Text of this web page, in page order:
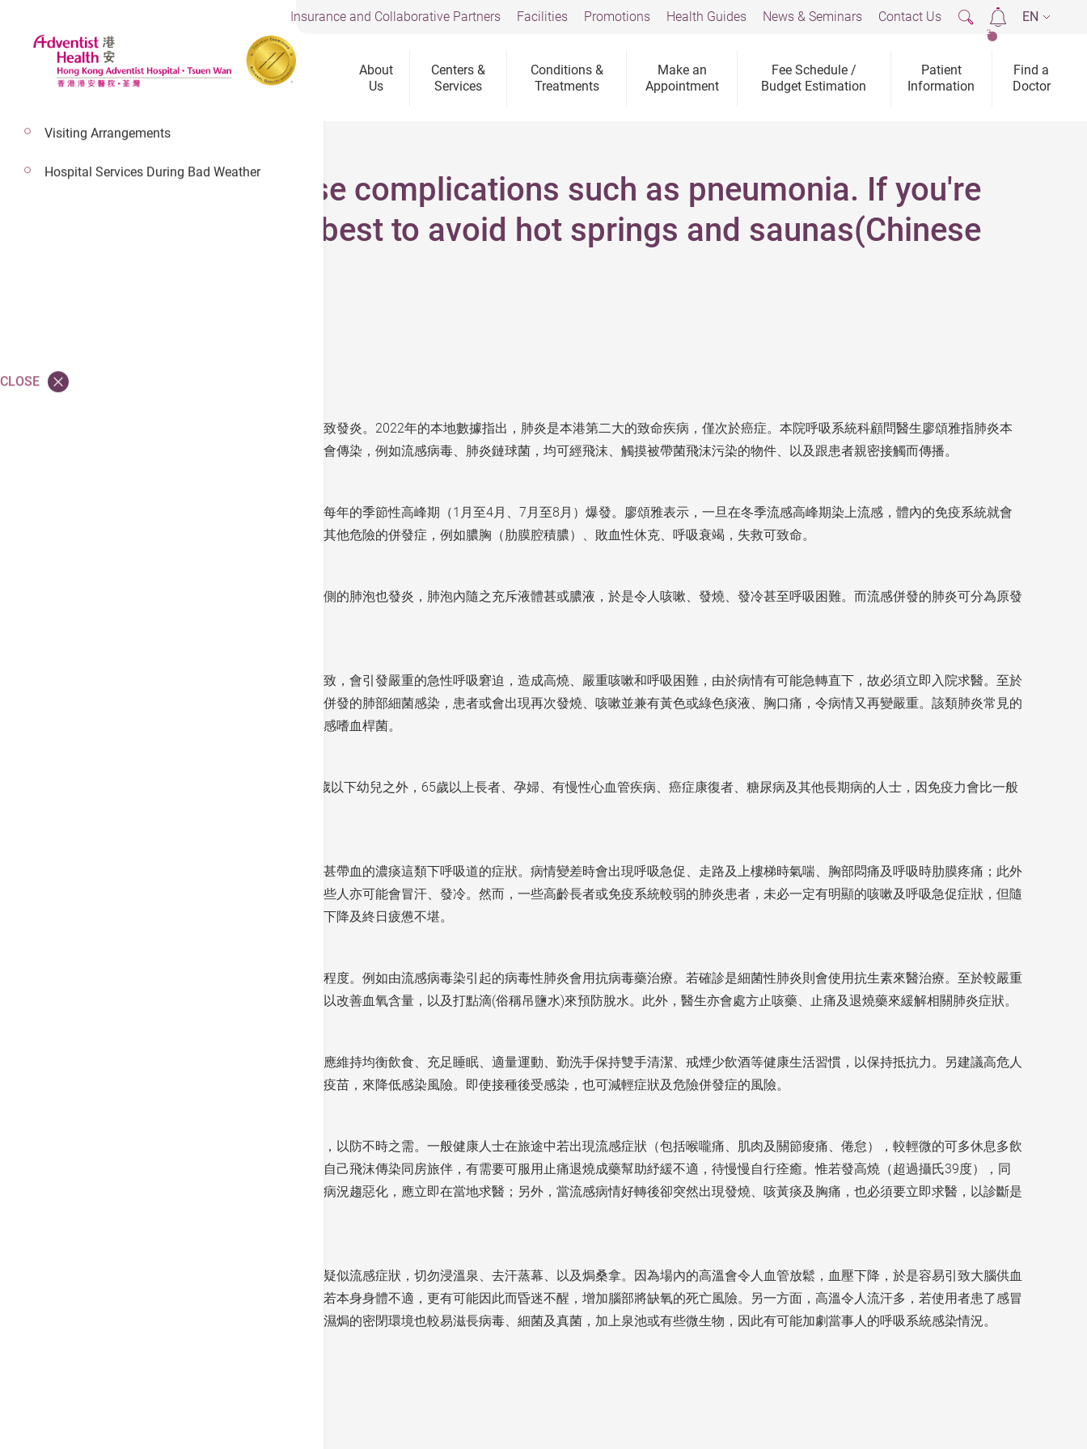
About
Us
Centers &
Services
Conditions &
Treatments
Make an
Appointment
Fee Schedule /
Budget Estimation
Patient
Information
Find a
Doctor
Insurance and Collaborative Partners Facilities Promotions Health Guides News & Seminars Contact Us
2
EN
Influenza can cause complications such as pneumonia. If you're
feeling unwell, it's best to avoid hot springs and saunas(Chinese
肺炎是源於肺部受細菌、病毒或真菌的感染而致發炎。 2022年的本地數據指出，肺炎是本港第二大的致命疾病，僅次於癌症。本院呼吸系統科顧問醫生廖頌雅指肺炎本
身並不具傳染性，但引起肺炎的細菌和病毒卻會傳染，例如流感病毒、肺炎鏈球菌，均可經飛沫、觸摸被帶菌飛沫污染的物件、以及跟患者親密接觸而傳播。
流感是由流感病毒引起的急性呼吸道疾病，於每年的季節性高峰期（1 月至4月、 7 月至8 月）爆發。廖頌雅表示，一旦在冬季流感高峰期染上流感，體內的免疫系統就會
減弱，如果同時不幸併發肺炎，就更容易觸發其他危險的併發症，例如膿胸（肋膜腔積膿）、敗血性休克、呼吸衰竭，失救可致命。
當肺部受感染而引發肺炎，會使肺內單側或兩側的肺泡也發炎，肺泡內隨之充斥液體甚或膿液，於是令人咳嗽、發燒、發冷甚至呼吸困難。而流感併發的肺炎可分為原發
原發性流感肺炎是因流感病毒直接感染肺部而致，會引發嚴重的急性呼吸窘迫，造成高燒、嚴重咳嗽和呼吸困難，由於病情有可能急轉直下，故必須立即入院求醫。至於
繼發性細菌性肺炎，則屬於初次流感感染之後併發的肺部細菌感染，患者或會出現再次發燒、咳嗽並兼有黃色或綠色痰液、胸口痛，令病情又再變嚴重。該類肺炎常見的
細菌元兇有肺炎鏈球菌、金黃色葡萄球菌和流感嗜血桿菌。
歲以下幼兒之外， 65歲以上長者、孕婦、有慢性心血管疾病、癌症康復者、糖尿病及其他長期病的人士，因免疫力會比一般
患上肺炎時，會先有咳嗽，並咳出黃或綠色或甚帶血的濃痰這類下呼吸道的症狀。病情變差時會出現呼吸急促、走路及上樓梯時氣喘、胸部悶痛及呼吸時肋膜疼痛；此外
也會伴隨發燒、肌肉痠痛、疲勞、沒胃口，有些人亦可能會冒汗、發冷。然而，一些高齡長者或免疫系統較弱的肺炎患者，未必一定有明顯的咳嗽及呼吸急促症狀，但隨
病情惡化，他們或會精神狀態突然轉變、食慾下降及終日疲憊不堪。
肺炎的治療方案視乎致病的病原體及病情嚴重程度。例如由流感病毒染引起的病毒性肺炎會用抗病毒藥治療。若確診是細菌性肺炎則會使用抗生素來醫治療。至於較嚴重
的肺炎者在入院後，或需按情況接受氧氣治療以改善血氧含量，以及打點滴(俗稱吊鹽水)來預防脫水。此外，醫生亦會處方止咳藥、止痛及退燒藥來緩解相關肺炎症狀。
廖頌雅提醒大家，要預防流感併發肺炎，日常應維持均衡飲食、充足睡眠、適量運動、勤洗手保持雙手清潔、戒煙少飲酒等健康生活習慣，以保持抵抗力。另建議高危人
士每年接種最合適的流感疫苗以及肺炎鏈球菌疫苗，來降低感染風險。即使接種後受感染，也可減輕症狀及危險併發症的風險。
至於在流感高峰期外遊，建議帶備流感快測劑，以防不時之需。一般健康人士在旅途中若出現流感症狀（包括喉嚨痛、肌肉及關節痠痛、倦怠），較輕微的可多休息多飲
水，遠離擠迫人群，並盡可能配戴口罩以阻隔自己飛沫傳染同房旅伴，有需要可服用止痛退燒成藥幫助紓緩不適，待慢慢自行痊癒。惟若發高燒（超過攝氏39度），同
時感到極度疲累、甚或感到呼吸困難，則顯示病況趨惡化，應立即在當地求醫；另外，當流感病情好轉後卻突然出現發燒、咳黃痰及胸痛，也必須要立即求醫，以診斷是
廖頌雅亦呼籲當外遊時身體感到不適包括出現疑似流感症狀，切勿浸溫泉、去汗蒸幕、以及焗桑拿。因為場內的高溫會令人血管放鬆，血壓下降，於是容易引致大腦供血
短暫不足而造成熱休克，以及增加心臟負荷。若本身身體不適，更有可能因此而昏迷不醒，增加腦部將缺氧的死亡風險。另一方面，高溫令人流汗多，若使用者患了感冒
甚或流感就會加劇身體脫水的情況。再者，在濕焗的密閉環境也較易滋長病毒、細菌及真菌，加上泉池或有些微生物，因此有可能加劇當事人的呼吸系統感染情況。
Visiting Arrangements
Hospital Services During Bad Weather
CLOSE